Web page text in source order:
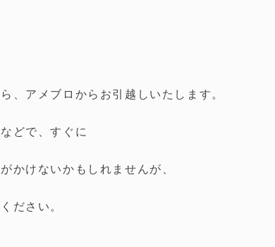
、アメブロからお引越しいたします。
どで、すぐに
かけないかもしれませんが、
ださい。